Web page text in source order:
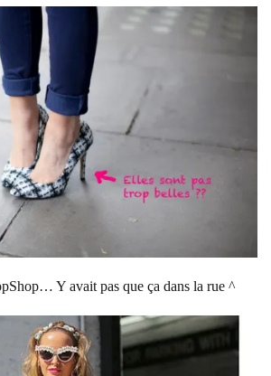
Y avait pas que ça dans la rue ^